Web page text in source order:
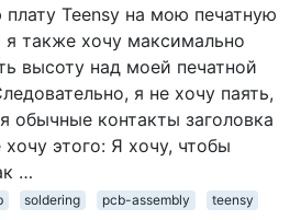
плату Teensy на мою печатную
я также хочу максимально
высоту над моей печатной
я не хочу паять,
обычные контакты заголовка
хочу этого: Я хочу, чтобы
…
soldering pcb-assembly teensy